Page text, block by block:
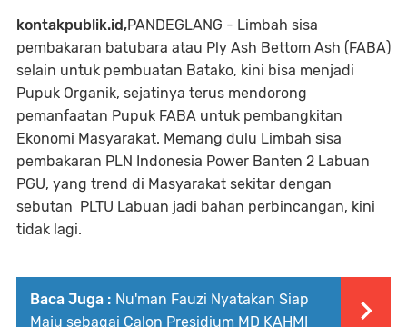
kontakpublik.id,PANDEGLANG - Limbah sisa
pembakaran batubara atau Ply Ash Bettom Ash (FABA)
selain untuk pembuatan Batako, kini bisa menjadi
Pupuk Organik, sejatinya terus mendorong
pemanfaatan Pupuk FABA untuk pembangkitan
Ekonomi Masyarakat. Memang dulu Limbah sisa
pembakaran PLN Indonesia Power Banten 2 Labuan
PGU, yang trend di Masyarakat sekitar dengan
sebutan PLTU Labuan jadi bahan perbincangan, kini
tidak lagi.
Baca Juga : Nu'man Fauzi Nyatakan Siap
Maju sebagai Calon Presidium MD KAHMI